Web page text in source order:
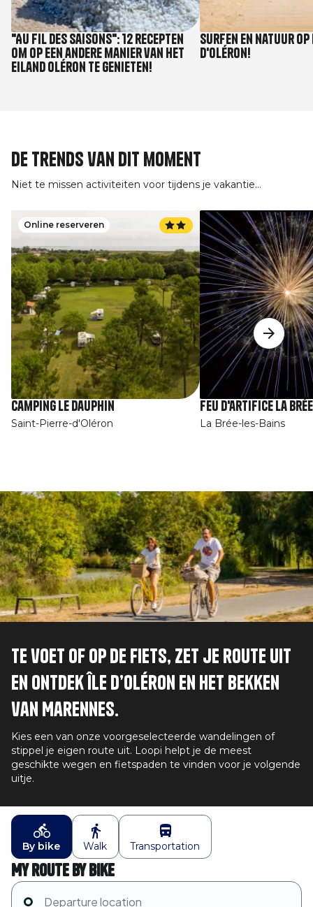
"Au fil des saisons": 12 recepten
om op een andere manier van het
eiland Oléron te genieten!
Surfen en natuur
d'Oléron!
De trends van dit moment
Niet te missen activiteiten voor tijdens je vakantie...
Online reserveren
Camping Le Dauphin
Saint-Pierre-d'Oléron
Feu d'artifice La
La Brée-les-Bains
Afbeelding
Te voet of op de fiets, zet je route uit
en ontdek Île d’Oléron en het bekken
van Marennes.
Kies een van onze voorgeselecteerde wandelingen of
stippel je eigen route uit. Loopi helpt je de meest
geschikte wegen en fietspaden te vinden voor je volgende
uitje.
By bike Walk Transportation
My route by bike